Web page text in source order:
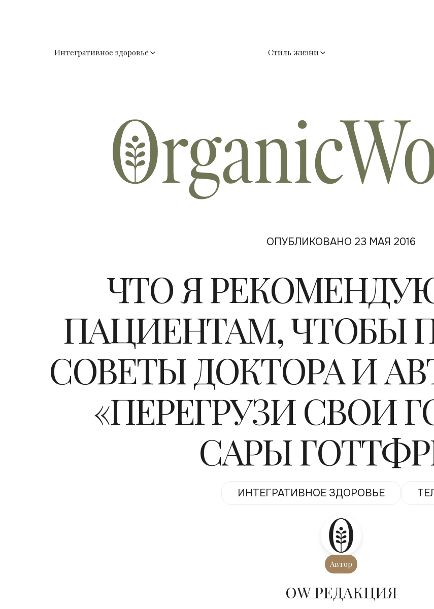
Интегративное здоровье Стиль жизни
ОПУБЛИКОВАНО 23 МАЯ 2016
ЧТО Я
ПАЦИЕНТАМ, ЧТОБЫ
СОВЕТЫ ДОКТОРА И
«ПЕРЕГРУЗИ СВОИ
САРЫ
ИНТЕГРАТИВНОЕ ЗДОРОВЬЕ
Автор
ОW РЕДАКЦИЯ